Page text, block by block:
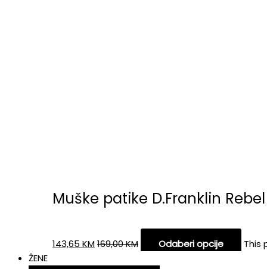
Muške patike D.Franklin
143,65 KM169,00KM Odaberi opcije
This
ŽENE